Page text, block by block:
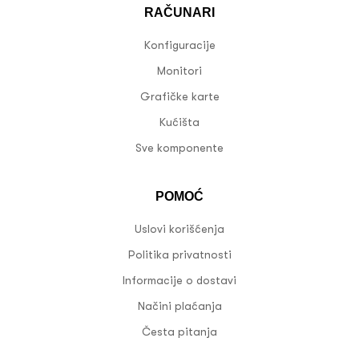
RAČUNARI
Konfiguracije
Monitori
Grafičke karte
Kućišta
Sve komponente
POMOĆ
Uslovi korišćenja
Politika privatnosti
Informacije o dostavi
Načini plaćanja
Česta pitanja